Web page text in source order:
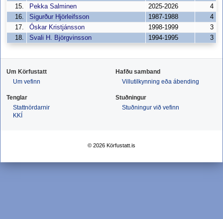
15.
Pekka Salminen 2025-2026
4
16.
Sigurður Hjörleifsson 1987-1988
4
17.
Óskar Kristjánsson 1998-1999
3
18.
Svali H. Björgvinsson 1994-1995 3
Um Körfustatt
Um vefinn
Hafðu samband
Villutilkynning eða ábending
Tenglar
Stattnördarnir
KKÍ
Stuðningur
Stuðningur við vefinn
© 2026 Körfustatt.is